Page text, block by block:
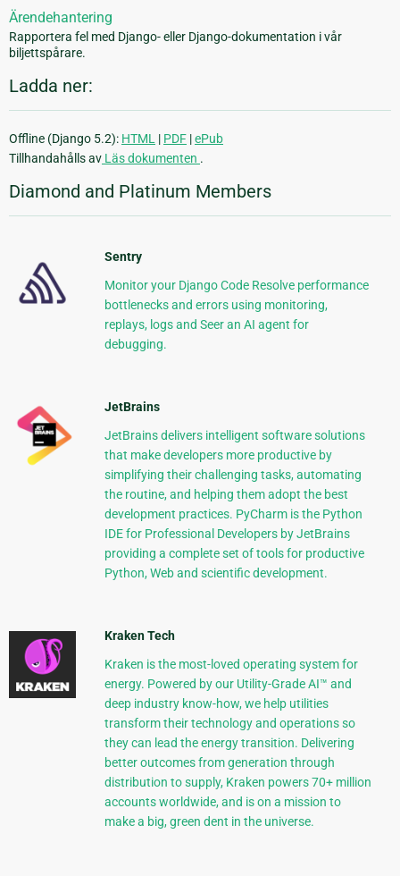
Ärendehantering
Rapportera fel med Django- eller Django-dokumentation i vår
biljettspårare.
Ladda ner:
Offline (Django 5.2): HTML | PDF |ePub
Tillhandahålls av Läs dokumenten .
Diamond and Platinum Members
Sentry
Monitor your Django Code Resolve performance
bottlenecks and errors using monitoring,
replays, logs and Seer an AI agent for
debugging.
JetBrains
JetBrains delivers intelligent software solutions
that make developers more productive by
simplifying their challenging tasks, automating
the routine, and helping them adopt the best
development practices. PyCharm is the Python
IDE for Professional Developers by JetBrains
providing a complete set of tools for productive
Python, Web and scientific development.
Kraken Tech
Kraken is the most-loved operating system for
energy. Powered by our Utility-Grade AI™ and
deep industry know-how, we help utilities
transform their technology and operations so
they can lead the energy transition. Delivering
better outcomes from generation through
distribution to supply, Kraken powers 70+ million
accounts worldwide, and is on a mission to
make a big, green dent in the universe.